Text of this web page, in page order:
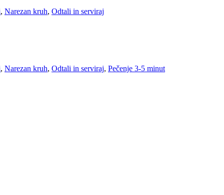
, Narezan kruh, Odtali in serviraj
, Narezan kruh, Odtali in serviraj, Pečenje 3-5 minut